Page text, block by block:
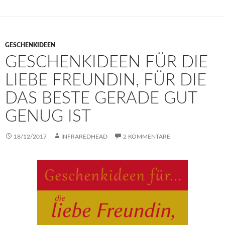
GESCHENKIDEEN
GESCHENKIDEEN FÜR DIE
LIEBE FREUNDIN, FÜR DIE
DAS BESTE GERADE GUT
GENUG IST
18/12/2017 INFRAREDHEAD 2 KOMMENTARE